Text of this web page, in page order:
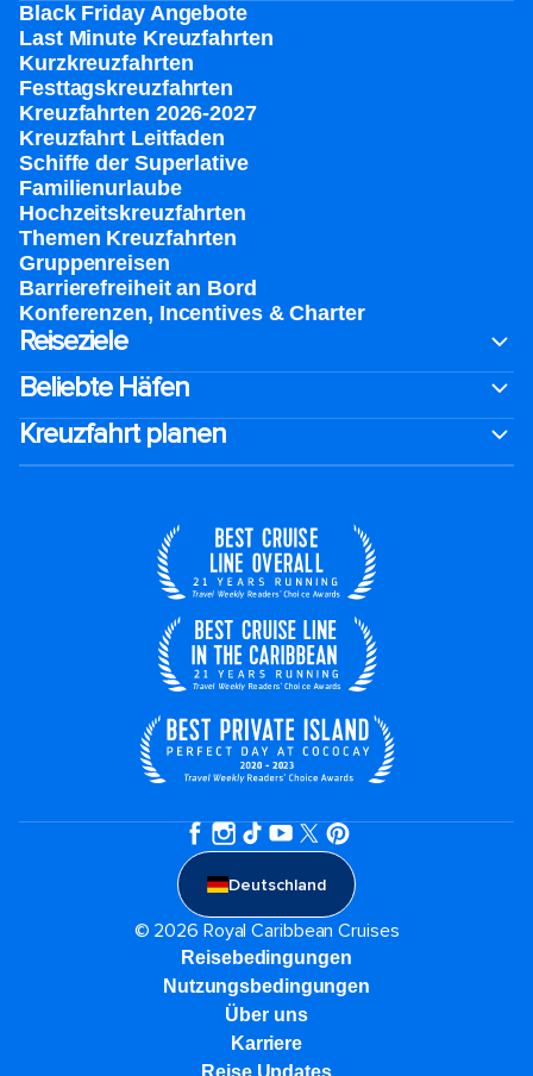
Black Friday Angebote
Last Minute Kreuzfahrten
Kurzkreuzfahrten​
Festtagskreuzfahrten​
Kreuzfahrten 2026-2027
Kreuzfahrt Leitfaden
Schiffe der Superlative
Familienurlaube​
Hochzeitskreuzfahrten
Themen Kreuzfahrten
Gruppenreisen
Barrierefreiheit an Bord​
Konferenzen, Incentives & Charter
Reiseziele
Beliebte Häfen
Kreuzfahrt planen
Deutschland
© 2026 Royal Caribbean Cruises
Reisebedingungen
Nutzungsbedingungen
Über uns
Karriere​
Reise Updates​